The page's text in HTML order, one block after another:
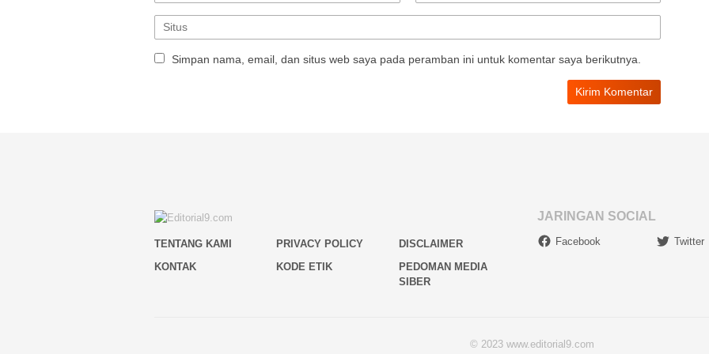
Simpan nama, email, dan situs web saya pada peramban ini untuk komentar saya berikutnya.
TENTANG KAMI PRIVACY POLICY
DISCLAIMER
KONTAK
KODE ETIK
PEDOMAN MEDIA
SIBER
JARINGAN SOCIAL
Facebook Twitter
© 2023 www.editorial9.com